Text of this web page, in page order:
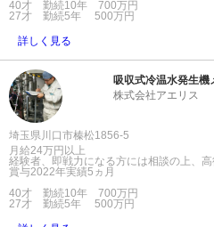
40才 勤続10年 700万円
27才 勤続5年 500万円
詳しく見る
吸収式冷温水発生機
株式会社アエリス
埼玉県川口市榛松1856-5
月給24万円以上
経験者、即戦力になる方には相談の上、高
賞与2022年実績5ヵ月
40才 勤続10年 700万円
27才 勤続5年 500万円